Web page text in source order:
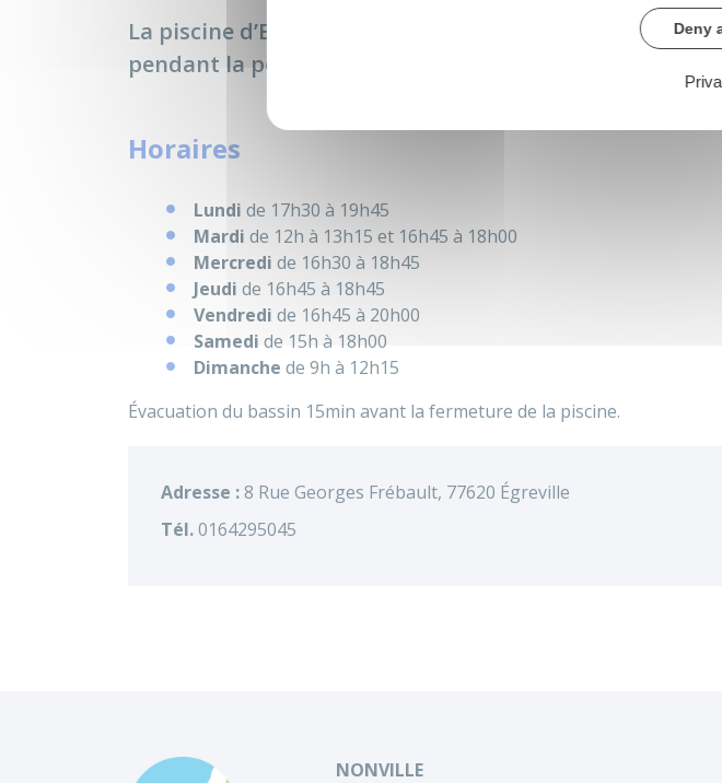
La piscine d’Egreville est ravie de vous accueillir aux
pendant la période scolaire 2024/2025.
Horaires
Lundi de 17h30 à 19h45
Mardi de 12h à 13h15 et 16h45 à 18h00
Mercredi de 16h30 à 18h45
Jeudi de 16h45 à 18h45
Vendredi de 16h45 à 20h00
Samedi de 15h à 18h00
Dimanche de 9h à 12h15
Évacuation du bassin 15min avant la fermeture de la piscine.
Adresse :8 Rue Georges Frébault, 77620 Égreville
Tél.0164295045
NONVILLE
Deny